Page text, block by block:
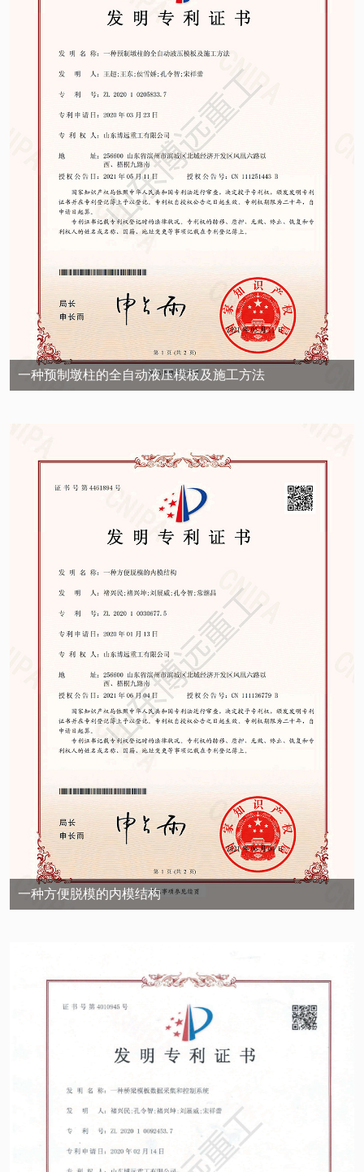
一种预制墩柱的全自动液压模板及施工方法
一种方便脱模的内模结构